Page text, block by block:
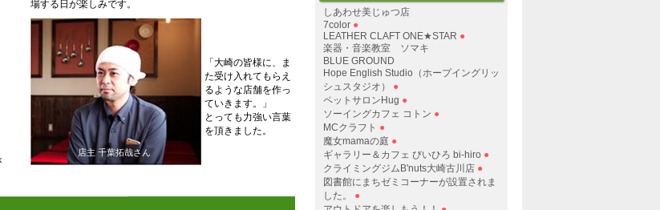
しあわせ美じゅつ店
7color ●
LEATHER CLAFT ONE★STAR ●
楽器・音楽教室 ソマキ
BLUE GROUND
Hope English Studio（ホープイングリッ
シュスタジオ）
●
ペットサロンHug ●
ソーイングカフェ コトン ●
MCクラフト ●
魔女mamaの庭 ●
ギャラリー＆カフェ びいひろ bi-hiro ●
クライミングジムB'nuts大崎古川店 ●
図書館にまちゼミコーナーが設置されま
した。
●